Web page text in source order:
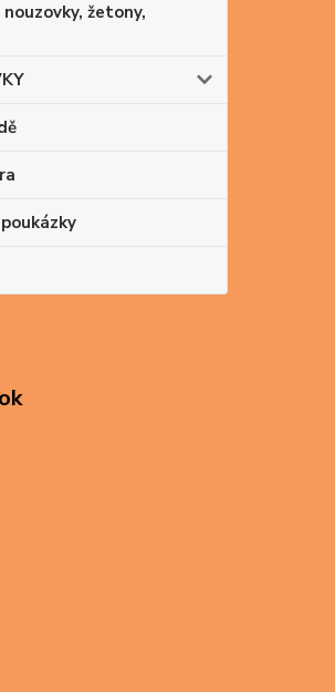
žetony,